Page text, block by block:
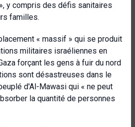
y compris des défis sanitaires
familles.
« massif » qui se produit
militaires israéliennes en
forçant les gens à fuir du nord
sont désastreuses dans le
d'Al-Mawasi qui « ne peut
la quantité de personnes